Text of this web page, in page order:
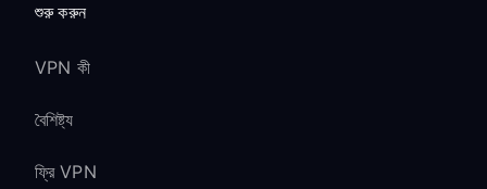
শুরু করুন
VPN কী
বৈশিষ্ট্য
ফ্রি VPN